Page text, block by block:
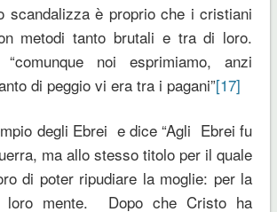
è proprio che i cristiani
metodi tanto brutali e tra di loro.
noi esprimiamo, anzi
di peggio vi era tra i pagani”[17]
degli Ebrei e dice “Agli Ebrei fu
ma allo stesso titolo per il quale
di poter ripudiare la moglie: per la
loro mente. Dopo che Cristo ha